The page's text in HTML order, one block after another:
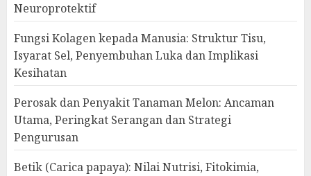
Neuroprotektif
Fungsi Kolagen kepada Manusia: Struktur Tisu,
Isyarat Sel, Penyembuhan Luka dan Implikasi
Kesihatan
Perosak dan Penyakit Tanaman Melon: Ancaman
Utama, Peringkat Serangan dan Strategi
Pengurusan
Betik (Carica papaya): Nilai Nutrisi, Fitokimia,